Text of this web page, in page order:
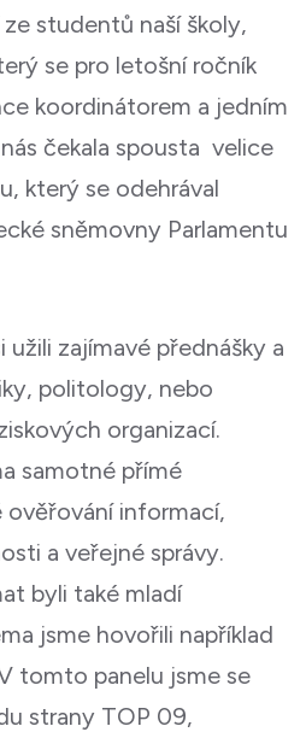
studentů naší školy,
se pro letošní ročník
koordinátorem a jedním
čekala spousta velice
který se odehrával
sněmovny Parlamentu
užili zajímavé přednášky a
politology, nebo
organizací.
samotné přímé
ověřování informací,
a veřejné správy.
byli také mladí
jsme hovořili například
tomto panelu jsme se
strany TOP 09,